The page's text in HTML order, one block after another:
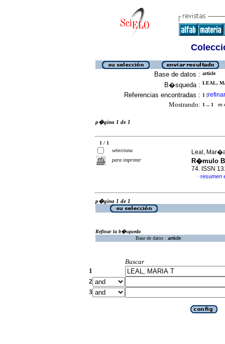
Base de datos : article
B�squeda : LEAL,
Referencias encontradas : 1 [refinar
Mostrando: 1 .. 1 en
p�gina 1 de 1
1 / 1
selecciona
para imprimir
Leal,
R�mulo
74. ISSN
· resumen
p�gina 1 de 1
Refinar la b�squeda
Base de datos : article
Buscar
1
2
3